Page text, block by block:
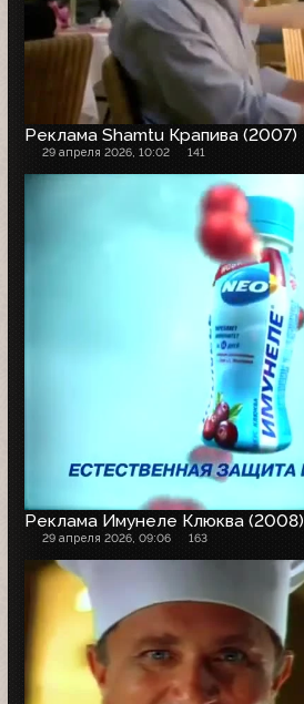
Реклама Shamtu Крапива (2007)
29 апреля 2026, 10:02 141
Реклама Имунеле Клюква (2008)
29 апреля 2026, 09:06 163